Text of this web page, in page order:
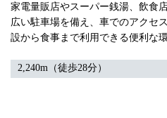
家電量販店やスーパー銭湯、飲食
広い駐車場を備え、車でのアクセ
設から食事まで利用できる便利な環
2,240m（徒歩28分）